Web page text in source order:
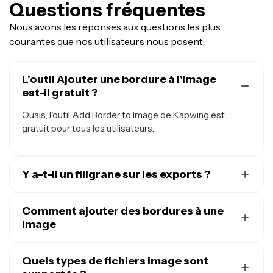
Questions fréquentes
Nous avons les réponses aux questions les plus
courantes que nos utilisateurs nous posent.
L'outil Ajouter une bordure à l'image
est-il gratuit ?
Ouais, l'outil Add Border to Image de Kapwing est
gratuit pour tous les utilisateurs.
Y a-t-il un filigrane sur les exports ?
les exports — y compris Add Border to Image —
contiennent un filigrane. Une fois que tu passes à un
Comment ajouter des bordures à une
image
nouveau projet dans le studio et télécharge ton image.
Quels types de fichiers image sont